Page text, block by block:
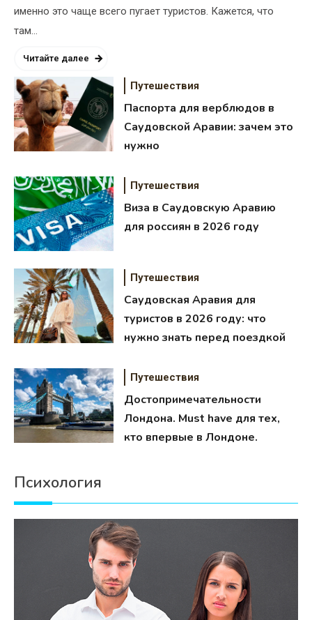
именно это чаще всего пугает туристов. Кажется, что
там…
Читайте далее
Путешествия
Паспорта для верблюдов в
Саудовской Аравии: зачем это
нужно
Путешествия
Виза в Саудовскую Аравию
для россиян в 2026 году
Путешествия
Саудовская Аравия для
туристов в 2026 году: что
нужно знать перед поездкой
Путешествия
Достопримечательности
Лондона. Must have для тех,
кто впервые в Лондоне.
Психология